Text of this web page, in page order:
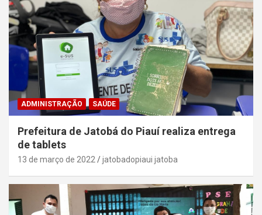
ADMINISTRAÇÃO SAÚDE
Prefeitura de Jatobá do Piauí realiza entrega
de tablets
13 de março de 2022 jatobadopiaui jatoba